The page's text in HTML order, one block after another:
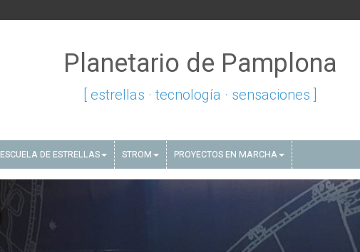
Planetario de Pamplona
[ estrellas · tecnología · sensaciones ]
ESCUELA DE ESTRELLAS STROM PROYECTOS EN MARCHA